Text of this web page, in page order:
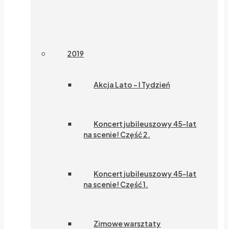
2019
Akcja Lato – I Tydzień
Koncert jubileuszowy 45-lat
na scenie! Część 2.
Koncert jubileuszowy 45-lat
na scenie! Część 1.
Zimowe warsztaty